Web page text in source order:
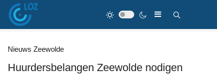
Nieuws Zeewolde
Huurdersbelangen Zeewolde nodigen